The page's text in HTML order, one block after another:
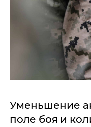
Уменьшение
поле боя и